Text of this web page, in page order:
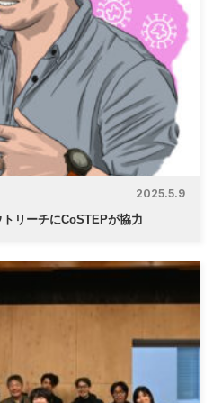
2025.5.9
リーチにCoSTEPが協力